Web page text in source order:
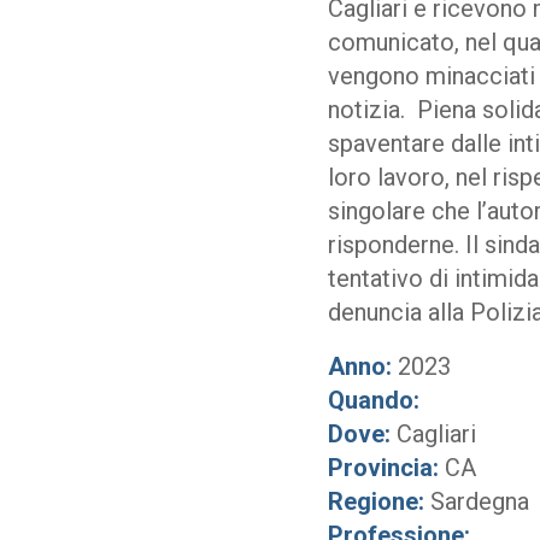
Cagliari e ricevono
comunicato, nel
vengono
notizia. Piena
spaventare dalle
loro lavoro, nel
singolare che
risponderne. Il
tentativo di
denuncia alla
Anno: 2023
Quando:
Dove: Cagliari
Provincia: CA
Regione: Sardegna